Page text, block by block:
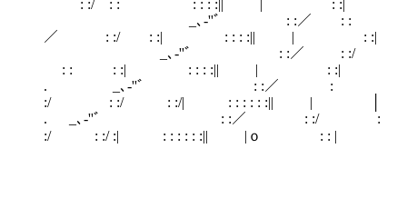
: :/ : : : : : :|| | : :|
_､-''゛ : :／ : :
／ : :/ : :| : : : :|| | : :|
_､-''゛ : :／ : :/
: : : :| : : : :|| | : :|
. _､-''゛ : :／ :
:/ : :/ : :/| : : : : : :|| |￣￣￣￣│
. _､-''゛ : :／ : :/ :
:/ : :/ :| : : : : : :|| |ｏ : : |